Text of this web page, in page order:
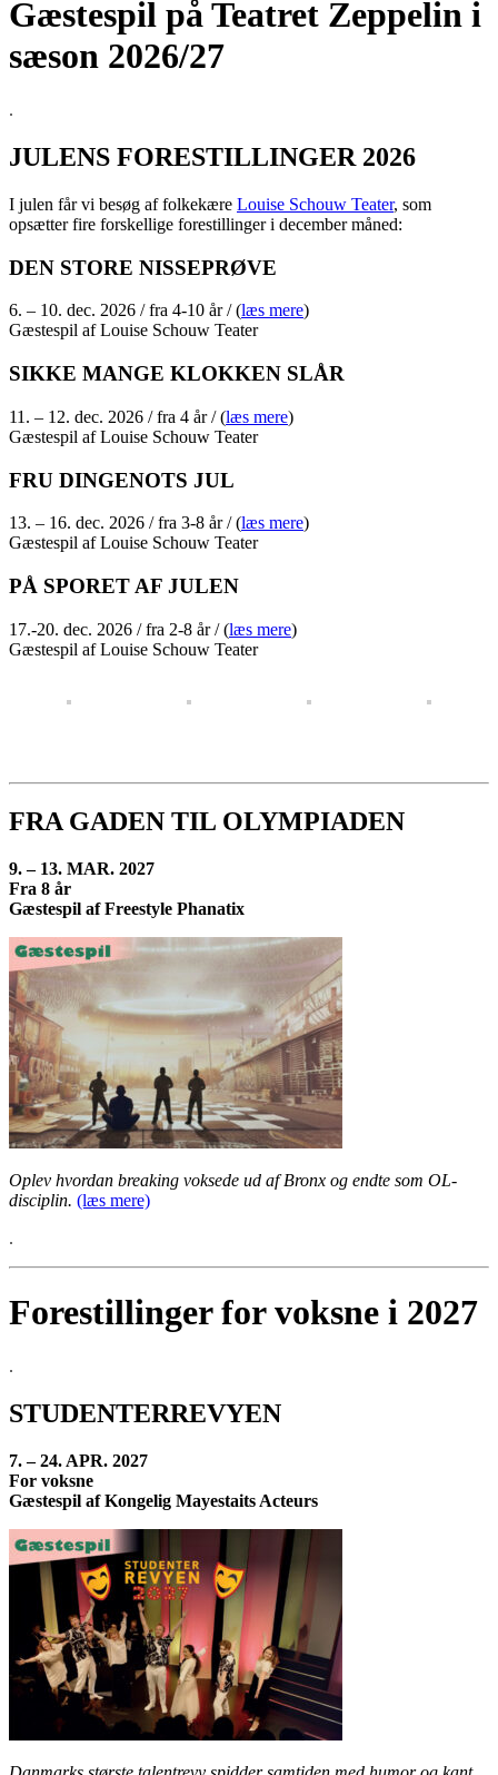
Gæstespil på Teatret Zeppelin i
sæson 2026/27
.
JULENS FORESTILLINGER 2026
I julen får vi besøg af folkekære Louise Schouw Teater, som
opsætter fire forskellige forestillinger i december måned:
DEN STORE NISSEPRØVE
6. – 10. dec. 2026 / fra 4-10 år / (læs mere)
Gæstespil af Louise Schouw Teater
SIKKE MANGE KLOKKEN SLÅR
11. – 12. dec. 2026 / fra 4 år / (læs mere)
Gæstespil af Louise Schouw Teater
FRU DINGENOTS JUL
13. – 16. dec. 2026 / fra 3-8 år / (læs mere)
Gæstespil af Louise Schouw Teater
PÅ SPORET AF JULEN
17.-20. dec. 2026 / fra 2-8 år / (læs mere)
Gæstespil af Louise Schouw Teater
FRA GADEN TIL OLYMPIADEN
9. – 13. MAR. 2027
Fra 8 år
Gæstespil af Freestyle Phanatix
Oplev hvordan breaking voksede ud af Bronx og endte som OL-
disciplin. (læs mere)
.
Forestillinger for voksne i 2027
.
STUDENTERREVYEN
7. – 24. APR. 2027
For voksne
Gæstespil af Kongelig Mayestaits Acteurs